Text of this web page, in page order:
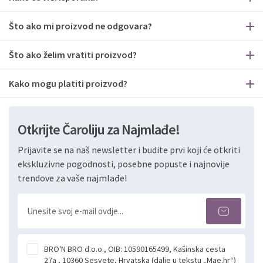
Što ako mi proizvod ne odgovara?
Što ako želim vratiti proizvod?
Kako mogu platiti proizvod?
Otkrijte Čaroliju za Najmlađe!
Prijavite se na naš newsletter i budite prvi koji će otkriti
ekskluzivne pogodnosti, posebne popuste i najnovije
trendove za vaše najmlađe!
BRO'N BRO d.o.o., OIB: 10590165499, Kašinska cesta
27a , 10360 Sesvete, Hrvatska (dalje u tekstu „Mae.hr“)